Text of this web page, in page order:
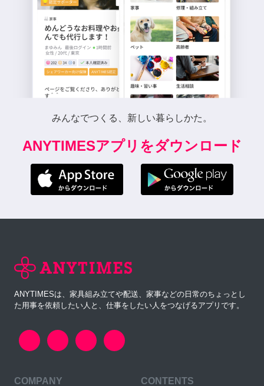
みんなでつくる、新しい暮らしかた。
ANYTIMESアプリをダウンロード
ANYTIMESは、家具組み立てや配送、家事などの日常のちょっとし
た用事を依頼したい人と、仕事をしたい人をつなげるアプリです。
COMPANY CONTENTS